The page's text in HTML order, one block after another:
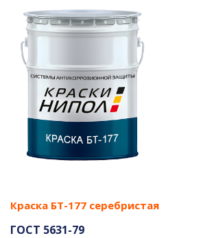
Краска БТ-177 серебристая
ГОСТ 5631-79